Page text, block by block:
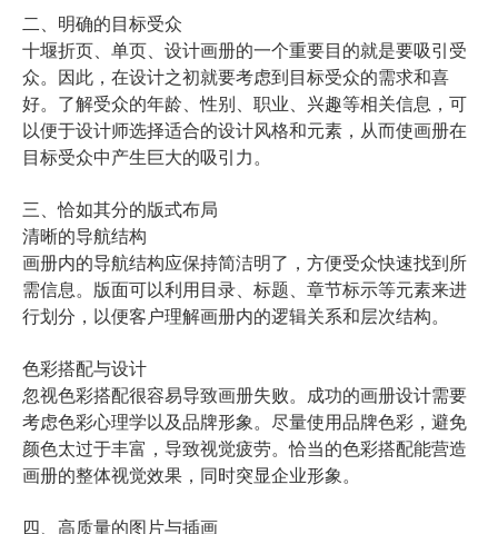
二、明确的目标受众
十堰折页、单页、 设计画册的一个重要目的就是要吸引受
众。因此，在设计之初就要考虑到目标受众的需求和喜
好。了解受众的年龄、性别、职业、兴趣等相关信息，可
以便于设计师选择适合的设计风格和元素，从而使画册在
目标受众中产生巨大的吸引力。
三、恰如其分的版式布局
清晰的导航结构
画册内的导航结构应保持简洁明了，方便受众快速找到所
需信息。版面可以利用目录、标题、章节标示等元素来进
行划分，以便客户理解画册内的逻辑关系和层次结构。
色彩搭配与设计
忽视色彩搭配很容易导致画册失败。成功的画册设计需要
考虑色彩心理学以及品牌形象。尽量使用品牌色彩，避免
颜色太过于丰富，导致视觉疲劳。恰当的色彩搭配能营造
画册的整体视觉效果，同时突显企业形象。
四、高质量的图片与插画